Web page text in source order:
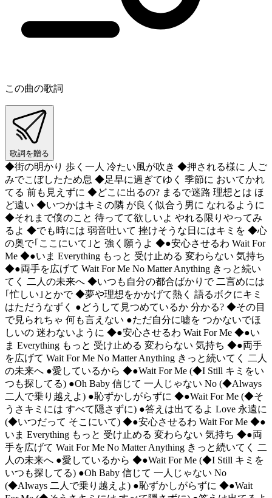
この曲の歌詞
歌詞を贈る
◆街の明かり 歩く一人 冷たい風が吹き ◆押される様に 人ご
みでこぼしたため息 ◆足早に過ぎてゆく 季節に おいてかれ
てる 前も見えずに ◆どこに出るの? まるで迷路 理想とは ほ
ど遠い ◆いつかはキミの隣 が良く似合う男に なれるように
◆それまで僕のこと 待ってて欲しいよ やれる限りやってみ
るよ ◆でも時には 弱音吐いて 挫けそうな日にはキミを ◆心
の奥で｢ここにいて｣と 強く願うよ ◆●安心させるわ Wait For
Me ◆●いま Everything もっと 受け止める 変わらない 気持ち
◆●両手を広げて Wait For Me No Matter Anything きっと続い
てく 二人の未来へ ◆いつも自分の都合ばかりで 二言めには
｢忙しい｣とかで ◆夢や理想をかかげて熱く 語るボクにキミ
はただうなずく ●どうして見つめているか 分かる? ◆その目
で見られちゃ 何も言えない ●ただ自分に嘘を つかないでほ
しいの 迷わないように ◆●安心させるわ Wait For Me ◆●い
ま Everything もっと 受け止める 変わらない 気持ち ◆●両手
を広げて Wait For Me No Matter Anything きっと続いてく 二人
の未来へ ●愛しているから ◆●Wait For Me (◆I Still キミをい
つも探してる) ●Oh Baby 信じて 一人じゃない No (◆Always
二人で乗り越えよ) ●恥ずかしがらずに ◆●Wait For Me (◆そ
うさキミには すべて隠さずに) ●答えは出てるよ Love 永遠に
(◆いつだって そこにいて) ◆●安心させるわ Wait For Me ◆●
いま Everything もっと 受け止める 変わらない 気持ち ◆●両
手を広げて Wait For Me No Matter Anything きっと続いてく 二
人の未来へ ●愛しているから ◆●Wait For Me (◆I Still キミを
いつも探してる) ●Oh Baby 信じて 一人じゃない No
(◆Always 二人で乗り越えよ) ●恥ずかしがらずに ◆●Wait